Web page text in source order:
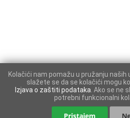
Kolačići nam pomažu u pružanju naših
slažete se da se kolačići mogu
Izjava o zaštiti podataka . Ako se ne
potrebni funkcionalni